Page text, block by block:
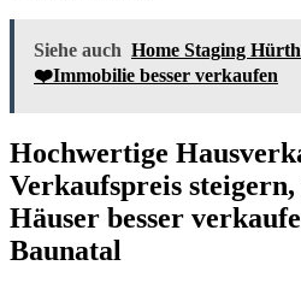
Siehe auch Home Staging
❤️Immobilie besser verkaufen
Hochwertige
Verkaufspreis
Häuser besser
Baunatal